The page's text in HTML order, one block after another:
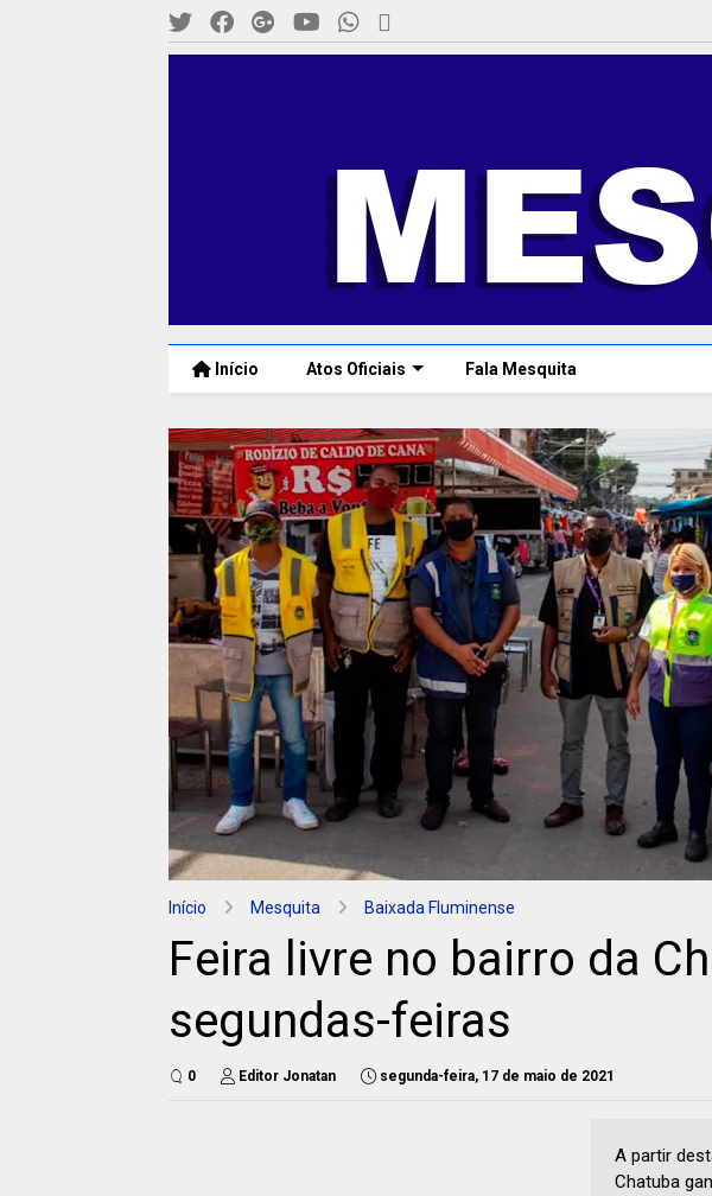
Início Atos Oficiais Fala Mesquita
Início Mesquita Baixada Fluminense
Feira livre no bairro da
segundas-feiras
0 Editor Jonatan segunda-feira, 17 de maio de 2021
A partir
Chatuba